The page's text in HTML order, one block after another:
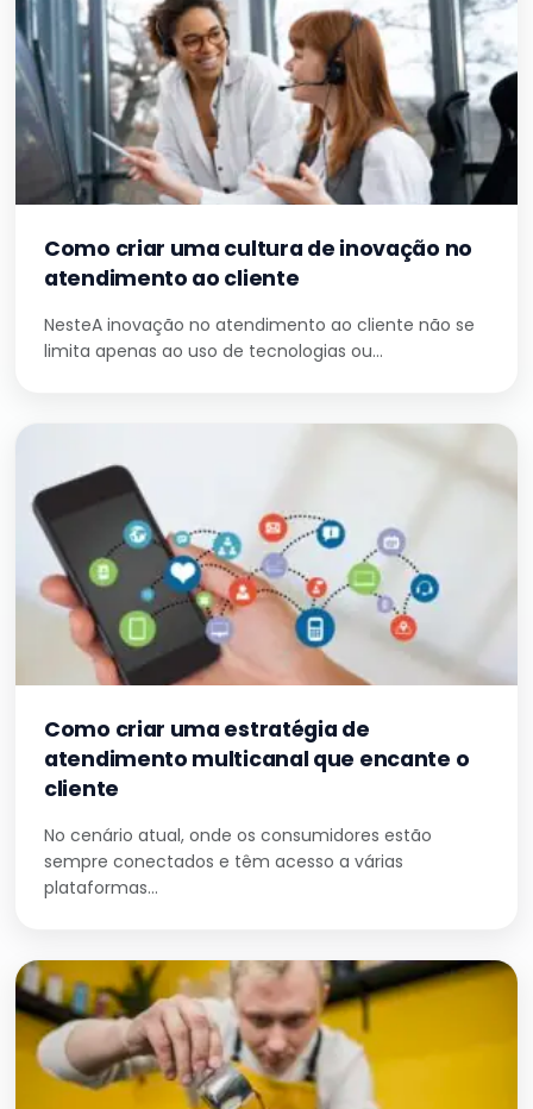
Como criar uma cultura de inovação no
atendimento ao cliente
NesteA inovação no atendimento ao cliente não se
limita apenas ao uso de tecnologias ou…
Como criar uma estratégia de
atendimento multicanal que encante o
cliente
No cenário atual, onde os consumidores estão
sempre conectados e têm acesso a várias
plataformas…